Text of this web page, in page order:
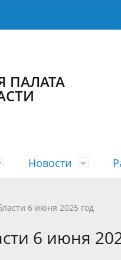
ПАЛАТА
системы
Новости
коррупции
6 июня 2025 год
6 июня